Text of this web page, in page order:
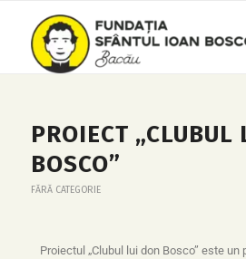
PROIECT „CLUBUL
BOSCO”
FĂRĂ CATEGORIE
Proiectul „Clubul lui don Bosco” este